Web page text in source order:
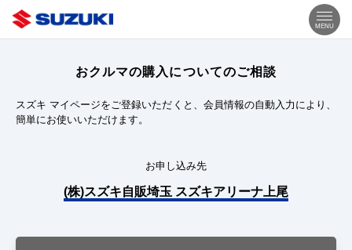
MENU
おクルマの購入についてのご相談
スズキ マイページをご登録いただくと、会員情報の自動入力により、
簡単にお使いいただけます。
お申し込み先
(株)スズキ自販埼玉 スズキアリーナ上尾